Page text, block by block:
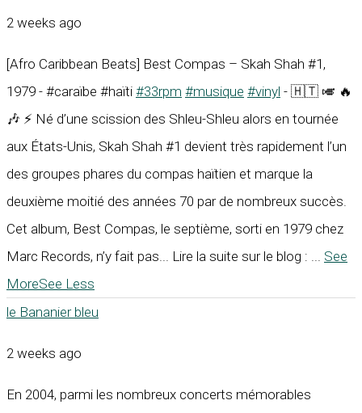
2 weeks ago
[Afro Caribbean Beats] Best Compas – Skah Shah #1,
1979 - #caraïbe #haïti #33rpm #musique #vinyl - 🇭🇹 🎺 🔥
🎶 ⚡ Né d’une scission des Shleu-Shleu alors en tournée
aux États-Unis, Skah Shah #1 devient très rapidement l’un
des groupes phares du compas haïtien et marque la
deuxième moitié des années 70 par de nombreux succès.
Cet album, Best Compas, le septième, sorti en 1979 chez
Marc Records, n’y fait pas... Lire la suite sur le blog : ... See
MoreSee Less
le Bananier bleu
2 weeks ago
En 2004, parmi les nombreux concerts mémorables